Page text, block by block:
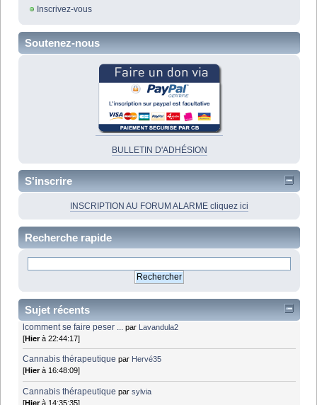
Inscrivez-vous
Soutenez-nous
BULLETIN D'ADHÉSION
S'inscrire
INSCRIPTION AU FORUM ALARME cliquez ici
Recherche rapide
Sujet récents
lcomment se faire peser ... par Lavandula2
[Hierà 22:44:17]
Cannabis thérapeutique par Hervé35
[Hierà 16:48:09]
Cannabis thérapeutique parsylvia
[Hierà 14:35:35]